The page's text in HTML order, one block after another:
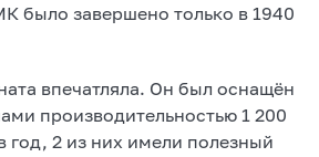
было завершено только в 1940
впечатляла. Он был оснащён
производительностью 1 200
год, 2 из них имели полезный